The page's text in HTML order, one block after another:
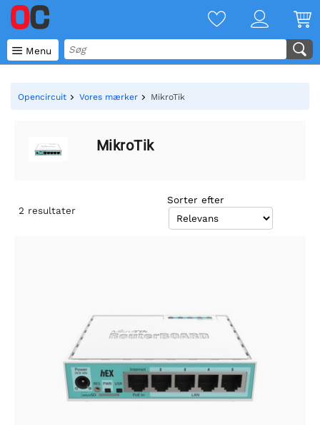
 Menu
Opencircuit Vores mærker MikroTik
MikroTik
2 resultater
Sorter efter